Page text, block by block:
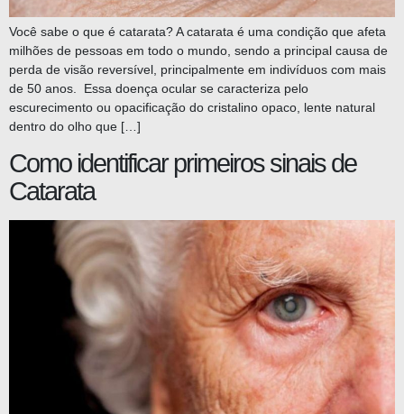
Você sabe o que é catarata? A catarata é uma condição que afeta
milhões de pessoas em todo o mundo, sendo a principal causa de
perda de visão reversível, principalmente em indivíduos com mais
de 50 anos. Essa doença ocular se caracteriza pelo
escurecimento ou opacificação do cristalino opaco, lente natural
dentro do olho que […]
Como identificar primeiros sinais de
Catarata